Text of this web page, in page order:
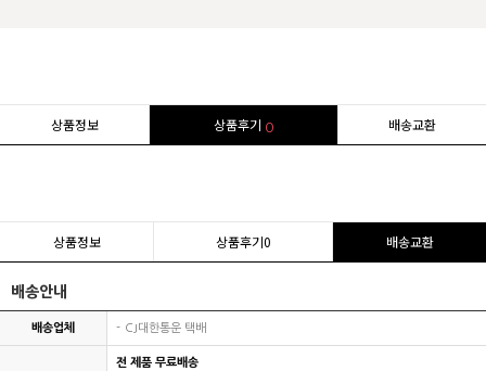
상품정보 상품후기 0 배송교환
상품정보 상품후기0 배송교환
배송안내
배송업체 CJ대한통운 택배
전 제품 무료배송